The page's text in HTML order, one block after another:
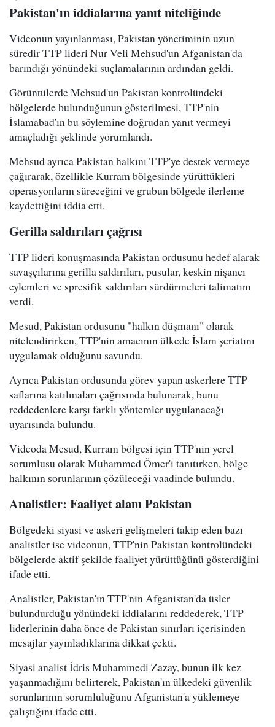
Pakistan'ın iddialarına yanıt niteliğinde
Videonun yayınlanması, Pakistan yönetiminin uzun
süredir TTP lideri Nur Veli Mehsud'un Afganistan'da
barındığı yönündeki suçlamalarının ardından geldi.
Görüntülerde Mehsud'un Pakistan kontrolündeki
bölgelerde bulunduğunun gösterilmesi, TTP'nin
İslamabad'ın bu söylemine doğrudan yanıt vermeyi
amaçladığı şeklinde yorumlandı.
Mehsud ayrıca Pakistan halkını TTP'ye destek vermeye
çağırarak, özellikle Kurram bölgesinde yürüttükleri
operasyonların süreceğini ve grubun bölgede ilerleme
kaydettiğini iddia etti.
Gerilla saldırıları çağrısı
TTP lideri konuşmasında Pakistan ordusunu hedef alarak
savaşçılarına gerilla saldırıları, pusular, keskin nişancı
eylemleri ve spresifik saldırıları sürdürmeleri talimatını
verdi.
Mesud, Pakistan ordusunu "halkın düşmanı" olarak
nitelendirirken, TTP'nin amacının ülkede İslam şeriatını
uygulamak olduğunu savundu.
Ayrıca Pakistan ordusunda görev yapan askerlere TTP
saflarına katılmaları çağrısında bulunarak, bunu
reddedenlere karşı farklı yöntemler uygulanacağı
uyarısında bulundu.
Videoda Mesud, Kurram bölgesi için TTP'nin yerel
sorumlusu olarak Muhammed Ömer'i tanıtırken, bölge
halkının sorunlarının çözüleceği vaadinde bulundu.
Analistler: Faaliyet alanı Pakistan
Bölgedeki siyasi ve askeri gelişmeleri takip eden bazı
analistler ise videonun, TTP'nin Pakistan kontrolündeki
bölgelerde aktif şekilde faaliyet yürüttüğünü gösterdiğini
ifade etti.
Analistler, Pakistan'ın TTP'nin Afganistan'da üsler
bulundurduğu yönündeki iddialarını reddederek, TTP
liderlerinin daha önce de Pakistan sınırları içerisinden
mesajlar yayınladıklarına dikkat çekti.
Siyasi analist İdris Muhammedi Zazay, bunun ilk kez
yaşanmadığını belirterek, Pakistan'ın ülkedeki güvenlik
sorunlarının sorumluluğunu Afganistan'a yüklemeye
çalıştığını ifade etti.